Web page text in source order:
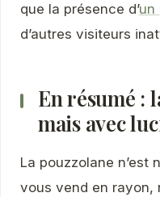
que la présence d’un
d’autres visiteurs
En résumé :
mais avec
La pouzzolane n’est
vous vend en rayon,